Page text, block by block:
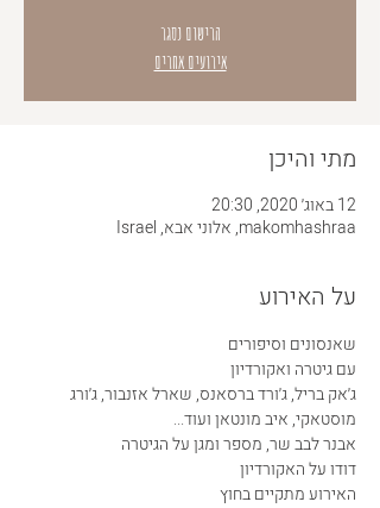
הרישום נסגר
אירועים אחרים
מתי והיכן
12 באוג׳ 2020, 20:30
makomhashraa, אלוני אבא, Israel
על האירוע
שאנסונים וסיפורים
עם גיטרה ואקורדיון
ג׳אק בריל, ג׳ורד ברסאנס, שארל אזנבור, ג׳ורג
מוסטאקי, איב מונטאן ועוד...
אבנר לבב שר, מספר ומגן על הגיטרה
דודו על האקורדיון
האירוע מתקיים בחוץ